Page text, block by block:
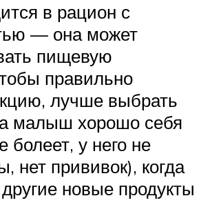
в рацион с
— она может
пищевую
правильно
лучше выбрать
малыш хорошо себя
болеет, у него не
нет прививок), когда
новые продукты